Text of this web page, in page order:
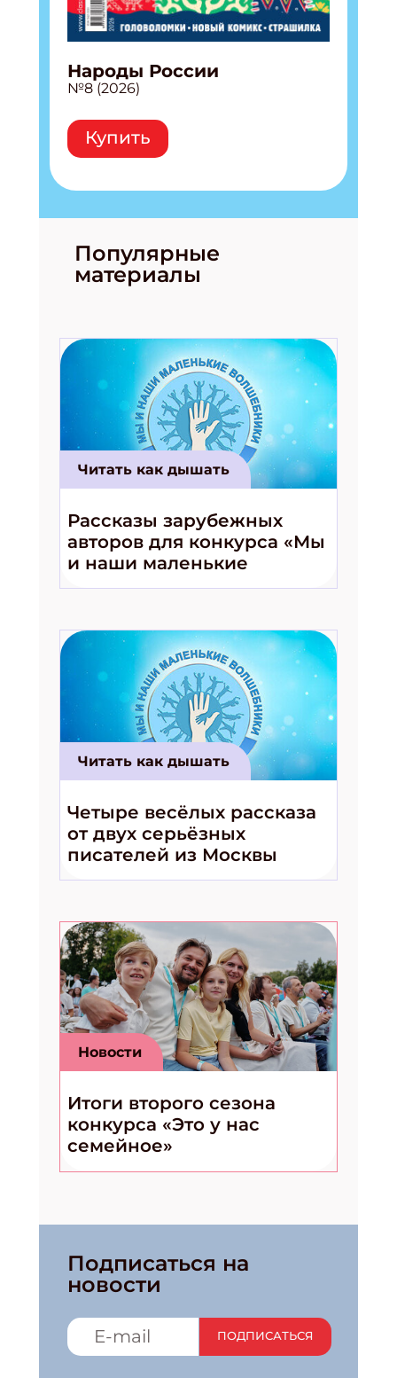
Народы России
№8 (2026)
Купить
Популярные
материалы
Читать как дышать
Рассказы зарубежных
авторов для конкурса «Мы
и наши маленькие
волшебники!»
Читать как дышать
Четыре весёлых рассказа
от двух серьёзных
писателей из Москвы
Новости
Итоги второго сезона
конкурса «Это у нас
семейное»
Подписаться на
новости
ПОДПИСАТЬСЯ